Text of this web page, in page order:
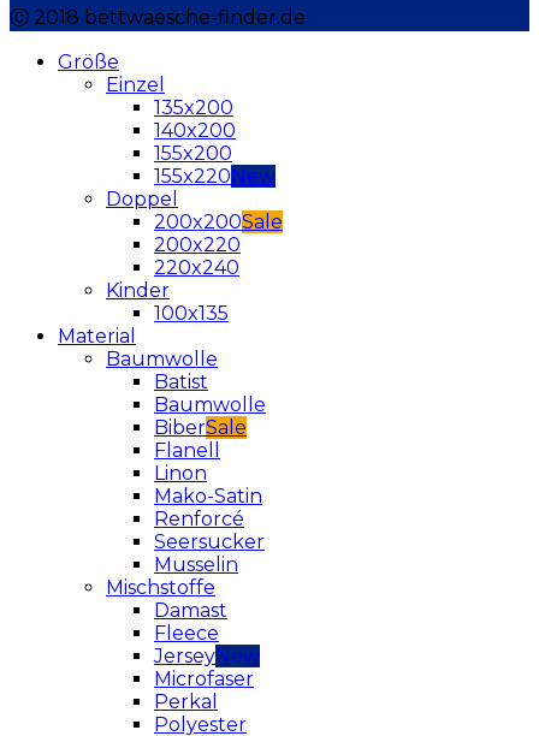
Ⓒ 2018 bettwaesche-finder.de
Größe
Einzel
135x200
140x200
155x200
155x220
Doppel
200x200
200x220
220x240
Kinder
100x135
Material
Baumwolle
Batist
Baumwolle
Biber
Flanell
Linon
Mako-Satin
Renforcé
Seersucker
Musselin
Mischstoffe
Damast
Fleece
Jersey
Microfaser
Perkal
Polyester